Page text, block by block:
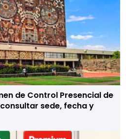
de Control Presencial de
consultar sede, fecha y